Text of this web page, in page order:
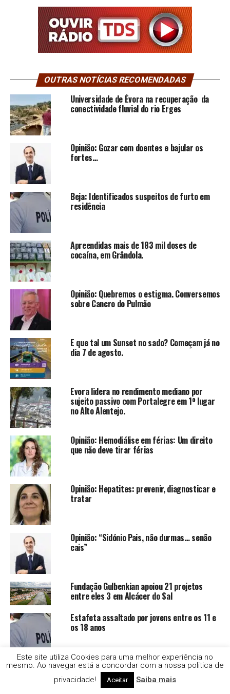
OUTRAS NOTÍCIAS RECOMENDADAS
Universidade de Évora na recuperação da
conectividade fluvial do rio Erges
Opinião: Gozar com doentes e bajular os
fortes…
Beja: Identificados suspeitos de furto em
residência
Apreendidas mais de 183 mil doses de
cocaína, em Grândola.
Opinião: Quebremos o estigma. Conversemos
sobre Cancro do Pulmão
E que tal um Sunset no sado? Começam já no
dia 7 de agosto.
Évora lidera no rendimento mediano por
sujeito passivo com Portalegre em 1º lugar
no Alto Alentejo.
Opinião: Hemodiálise em férias: Um direito
que não deve tirar férias
Opinião: Hepatites: prevenir, diagnosticar e
tratar
Opinião: “Sidónio Pais, não durmas… senão
cais”
Fundação Gulbenkian apoiou 21 projetos
entre eles 3 em Alcácer do Sal
Estafeta assaltado por jovens entre os 11 e
os 18 anos
Droga e alcool no Festival Músicas do Mundo,
em Sines
Este site utiliza Cookies para uma melhor experiência no
mesmo. Ao navegar está a concordar com a nossa politica de
privacidade!
Aceitar Saiba mais